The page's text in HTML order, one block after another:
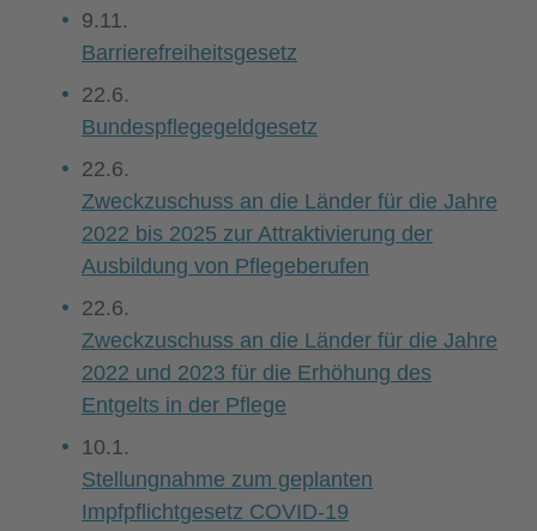
9.11.
Barrierefreiheitsgesetz
22.6.
Bundespflegegeldgesetz
22.6.
Zweckzuschuss an die Länder für die Jahre
2022 bis 2025 zur Attraktivierung der
Ausbildung von Pflegeberufen
22.6.
Zweckzuschuss an die Länder für die Jahre
2022 und 2023 für die Erhöhung des
Entgelts in der Pflege
10.1.
Stellungnahme zum geplanten
Impfpflichtgesetz COVID-19